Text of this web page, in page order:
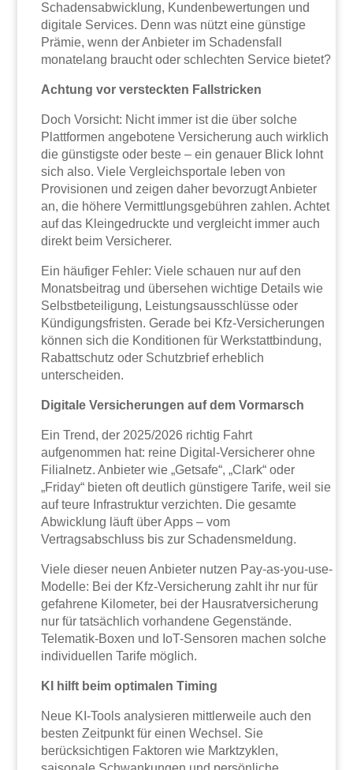
Schadensabwicklung, Kundenbewertungen und
digitale Services. Denn was nützt eine günstige
Prämie, wenn der Anbieter im Schadensfall
monatelang braucht oder schlechten Service bietet?
Achtung vor versteckten Fallstricken
Doch Vorsicht: Nicht immer ist die über solche
Plattformen angebotene Versicherung auch wirklich
die günstigste oder beste – ein genauer Blick lohnt
sich also. Viele Vergleichsportale leben von
Provisionen und zeigen daher bevorzugt Anbieter
an, die höhere Vermittlungsgebühren zahlen. Achtet
auf das Kleingedruckte und vergleicht immer auch
direkt beim Versicherer.
Ein häufiger Fehler: Viele schauen nur auf den
Monatsbeitrag und übersehen wichtige Details wie
Selbstbeteiligung, Leistungsausschlüsse oder
Kündigungsfristen. Gerade bei Kfz-Versicherungen
können sich die Konditionen für Werkstattbindung,
Rabattschutz oder Schutzbrief erheblich
unterscheiden.
Digitale Versicherungen auf dem Vormarsch
Ein Trend, der 2025/2026 richtig Fahrt
aufgenommen hat: reine Digital-Versicherer ohne
Filialnetz. Anbieter wie „Getsafe“, „Clark“ oder
„Friday“ bieten oft deutlich günstigere Tarife, weil sie
auf teure Infrastruktur verzichten. Die gesamte
Abwicklung läuft über Apps – vom
Vertragsabschluss bis zur Schadensmeldung.
Viele dieser neuen Anbieter nutzen Pay-as-you-use-
Modelle: Bei der Kfz-Versicherung zahlt ihr nur für
gefahrene Kilometer, bei der Hausratversicherung
nur für tatsächlich vorhandene Gegenstände.
Telematik-Boxen und IoT-Sensoren machen solche
individuellen Tarife möglich.
KI hilft beim optimalen Timing
Neue KI-Tools analysieren mittlerweile auch den
besten Zeitpunkt für einen Wechsel. Sie
berücksichtigen Faktoren wie Marktzyklen,